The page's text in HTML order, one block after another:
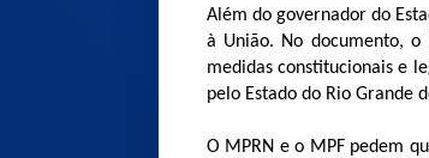
Além do governador do
à União. No documento,
medidas constitucionais e
pelo Estado do Rio Grande
O MPRN e o MPF pedem